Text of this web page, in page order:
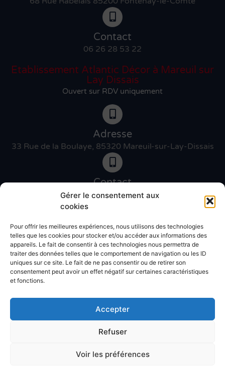
Gérer le consentement aux
cookies
Pour offrir les meilleures expériences, nous utilisons des technologies
telles que les cookies pour stocker et/ou accéder aux informations des
appareils. Le fait de consentir à ces technologies nous permettra de
traiter des données telles que le comportement de navigation ou les ID
uniques sur ce site. Le fait de ne pas consentir ou de retirer son
consentement peut avoir un effet négatif sur certaines caractéristiques
et fonctions.
Accepter
Refuser
Voir les préférences
Contact
06 26 28 53 22
Etablissement Atlantic Décor à Mareuil sur
Lay Dissais
Ouvert sur RDV uniquement
Adresse
33 Rue de la Boulaye, 85320 Mareuil-sur-Lay-Dissais
Contact
06 46 27 89 83
Contact
02 51 30 31 09
Devis gratuit
© Atlantic décor 2025 – Réalisation